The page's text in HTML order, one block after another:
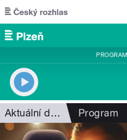
Přejít k hlavnímu obsahu
PROGRAM
Aktuální dění Program